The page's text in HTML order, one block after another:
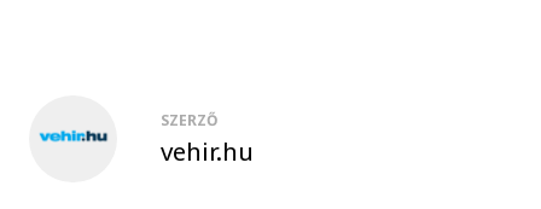
SZERZŐ
vehir.hu